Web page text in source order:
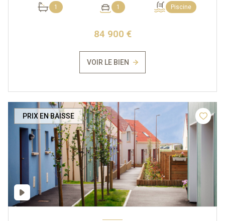
1 1 Piscine
84 900 €
VOIR LE BIEN
PRIX EN BAISSE